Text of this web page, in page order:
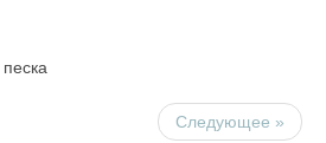
Следующее »